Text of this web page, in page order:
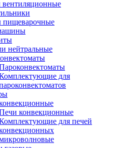
вентиляционные
пищеварочные
нейтральные
для
конвекционные
для печей